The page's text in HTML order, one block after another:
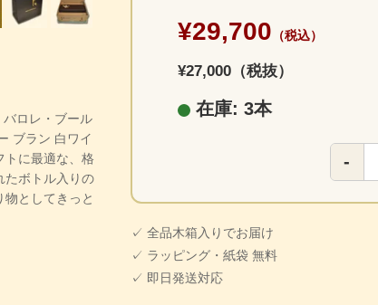
バロレ・ブール
ブラン 白ワイ
トに最適な、格
たボトル入りの
としてきっと
¥29,700 （税込）
¥27,000（税抜）
在庫: 3本
-
✓ 全品木箱入りでお届け
✓ ラッピング・紙袋 無料
✓ 即日発送対応